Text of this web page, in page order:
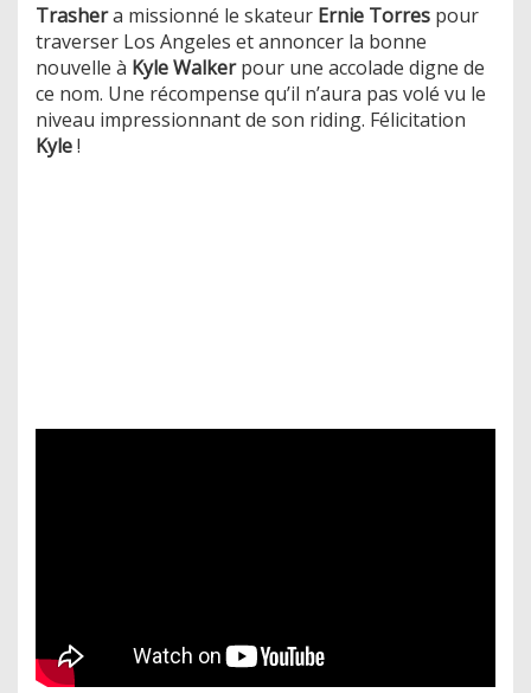
Trashera missionné le skateur Ernie Torres pour
traverser Los Angeles et annoncer la bonne
nouvelle à Kyle Walkerpour une accolade digne de
ce nom. Une récompense qu’il n’aura pas volé vu le
niveau impressionnant de son riding. Félicitation
Kyle!